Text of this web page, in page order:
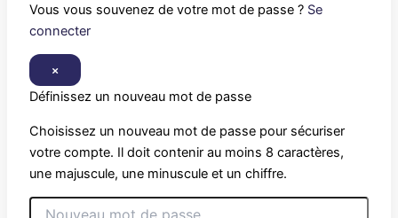
Vous vous souvenez de votre mot de passe ? Se
connecter
×
Définissez un nouveau mot de passe
Choisissez un nouveau mot de passe pour sécuriser
votre compte. Il doit contenir au moins 8 caractères,
une majuscule, une minuscule et un chiffre.